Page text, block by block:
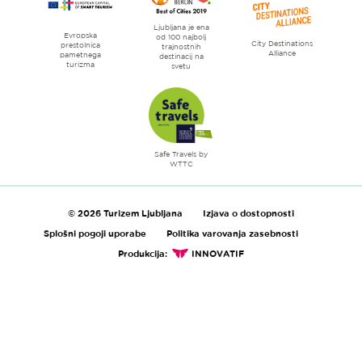
Evropska
prestolnica
pametnega
turizma
Ljubljana je ena
od 100 najbolj
trajnostnih
destinacij na
svetu
City Destinations
Alliance
Safe Travels by
WTTC
© 2026 Turizem Ljubljana
Izjava o dostopnosti
Splošni pogoji uporabe
Politika varovanja zasebnosti
Produkcija:
INNOVATIF